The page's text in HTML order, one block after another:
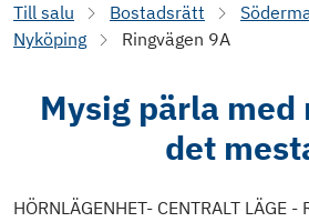
Till salu Bostadsrätt
Nyköping
Ringvägen 9A
Mysig pärla
det
HÖRNLÄGENHET- CENTRALT LÄGE -